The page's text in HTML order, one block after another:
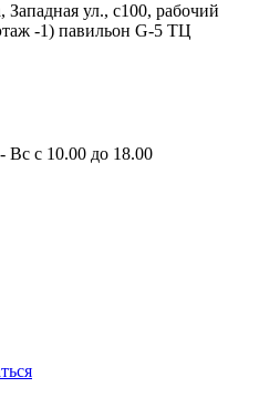
Западная ул., с100, рабочий
-1) павильон G-5 ТЦ
Вс с 10.00 до 18.00